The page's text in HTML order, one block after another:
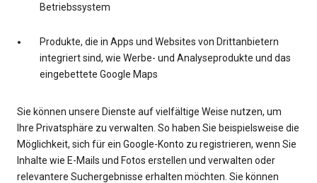
Betriebssystem
Produkte, die in Apps und Websites von Drittanbietern
integriert sind, wie Werbe- und Analyseprodukte und das
eingebettete Google Maps
Sie können unsere Dienste auf vielfältige Weise nutzen, um
Ihre Privatsphäre zu verwalten. So haben Sie beispielsweise die
Möglichkeit, sich für ein Google-Konto zu registrieren, wenn Sie
Inhalte wie E-Mails und Fotos erstellen und verwalten oder
relevantere Suchergebnisse erhalten möchten. Sie können